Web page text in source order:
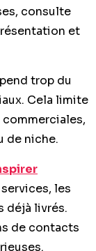
consulte
et
trop du
Cela limite
de niche.
les
déjà livrés.
de contacts